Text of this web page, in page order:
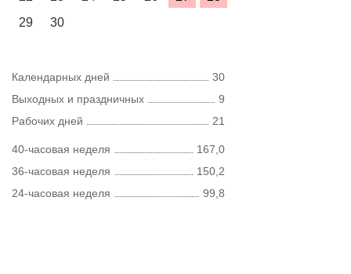
29
30
Календарных дней
30
Выходных и праздничных
9
Рабочих дней
21
40-часовая неделя
167,0
36-часовая неделя
150,2
24-часовая неделя
99,8